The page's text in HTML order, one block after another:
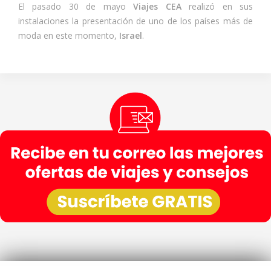
El pasado 30 de mayoViajes CEArealizó en sus
instalaciones la presentación de uno de los países más de
moda en este momento, Israel.